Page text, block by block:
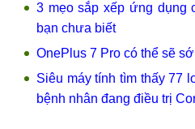
3 mẹo sắp xếp ứng dụng
bạn chưa biết
OnePlus 7 Pro có thể sẽ
Siêu máy tính tìm thấy 77
bệnh nhân đang điều trị